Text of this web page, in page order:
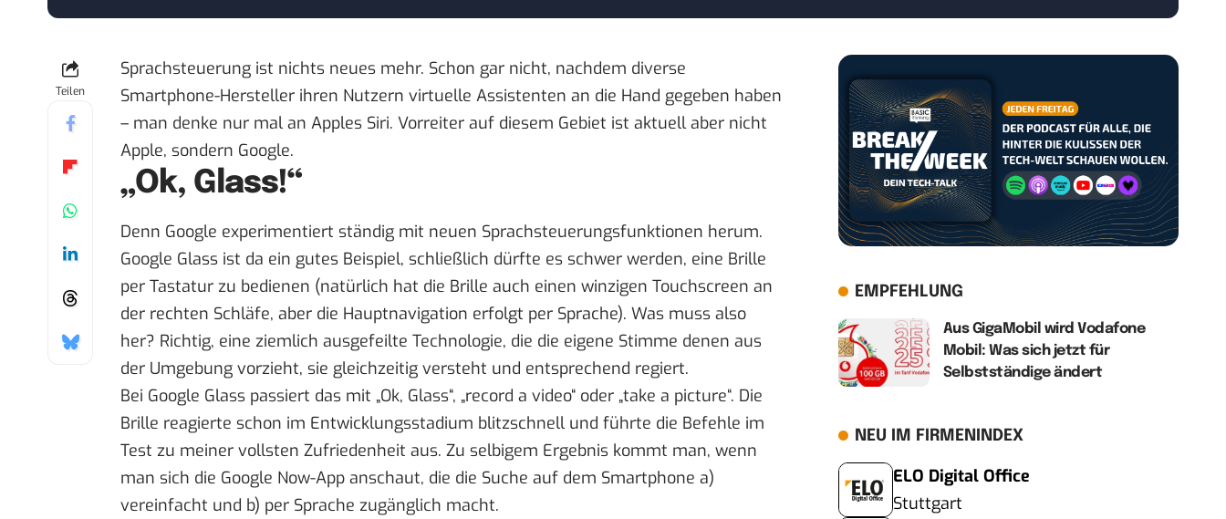
Teilen
Sprachsteuerung ist nichts neues mehr. Schon gar nicht, nachdem diverse
Smartphone-Hersteller ihren Nutzern virtuelle Assistenten an die Hand gegeben haben
– man denke nur mal an Apples Siri. Vorreiter auf diesem Gebiet ist aktuell aber nicht
Apple, sondern Google.
„Ok, Glass!“
Denn Google experimentiert ständig mit neuen Sprachsteuerungsfunktionen herum.
Google Glass ist da ein gutes Beispiel, schließlich dürfte es schwer werden, eine Brille
per Tastatur zu bedienen (natürlich hat die Brille auch einen winzigen Touchscreen an
der rechten Schläfe, aber die Hauptnavigation erfolgt per Sprache). Was muss also
her? Richtig, eine ziemlich ausgefeilte Technologie, die die eigene Stimme denen aus
der Umgebung vorzieht, sie gleichzeitig versteht und entsprechend regiert.
Bei Google Glass passiert das mit „Ok, Glass“, „record a video“ oder „take a picture“. Die
Brille reagierte schon im Entwicklungsstadium blitzschnell und führte die Befehle im
Test zu meiner vollsten Zufriedenheit aus. Zu selbigem Ergebnis kommt man, wenn
man sich die Google Now-App anschaut, die die Suche auf dem Smartphone a)
vereinfacht und b) per Sprache zugänglich macht.
EMPFEHLUNG
Aus GigaMobil wird Vodafone
Mobil: Was sich jetzt für
Selbstständige ändert
NEU IM FIRMENINDEX
ELO Digital Office
Stuttgart